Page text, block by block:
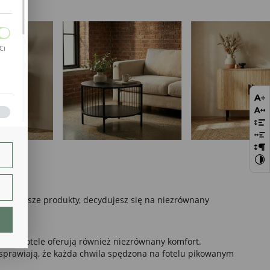
nasze produkty, decydujesz się na niezrównany
fotele oferują również niezrównany komfort.
że każda chwila spędzona na fotelu pikowanym